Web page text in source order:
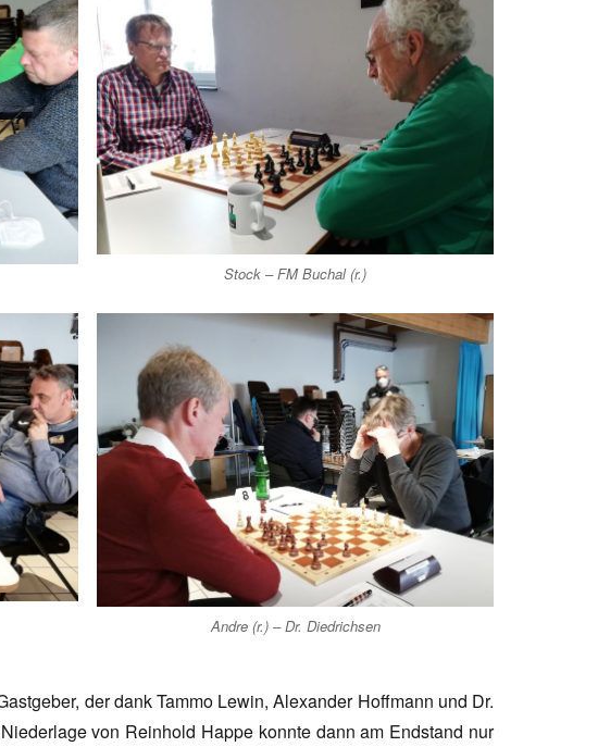
Stock – FM Buchal (r.)
Andre (r.) – Dr. Diedrichsen
der dank Tammo Lewin, Alexander Hoffmann und Dr.
von Reinhold Happe konnte dann am Endstand nur